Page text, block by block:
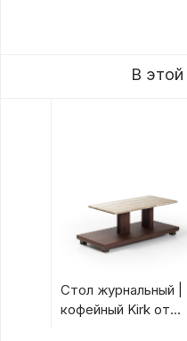
В этой
Стол журнальный |
кофейный Kirk от